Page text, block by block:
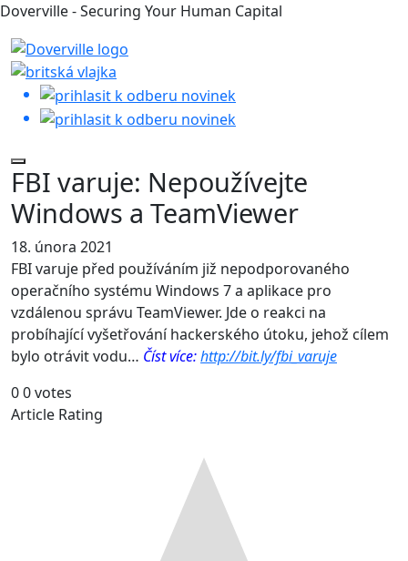
Doverville - Securing Your Human Capital
FBI varuje: Nepoužívejte
Windows a TeamViewer
18. února 2021
FBI varuje před používáním již nepodporovaného
operačního systému Windows 7 a aplikace pro
vzdálenou správu TeamViewer. Jde o reakci na
probíhající vyšetřování hackerského útoku, jehož cílem
bylo otrávit vodu… Číst více:http://bit.ly/fbi_varuje
00votes
Article Rating